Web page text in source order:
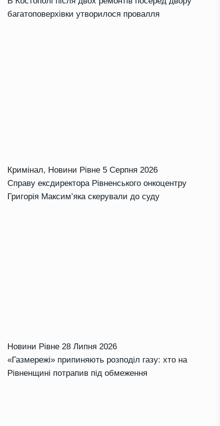
багатоповерхівки утворилося провалля
Кримінал, Новини Рівне 5 Серпня 2026
Справу ексдиректора Рівненського онкоцентру
Григорія Максим’яка скерували до суду
Новини Рівне 28 Липня 2026
«Газмережі» припиняють розподіл газу: хто на
Рівненщині потрапив під обмеження